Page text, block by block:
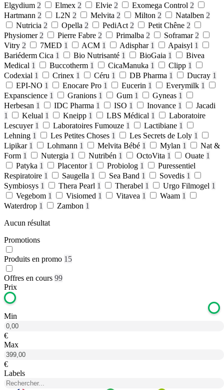
Elgydium 2 Elmex 2 Elvie 2 Exomega Control 2
Hartmann 2 L2N 2 Melvita 2 Milton 2 Natalben 2
Nutricia 2 Opella 2 PediAct 2 Petit Chêne 2
Physiomer 2 Pierre Fabre 2 Primalba 2 Soframar 2
Vitry 2 7MED 1 ACM 1 Adisphar 1 Apaisyl 1
Bariéderm Cica 1 Bio Nutrisanté 1 BioGaia 1
Bivea
Medical 1 Buccotherm 1 CicaManuka 1 Clipp 1
Codexial 1 Crinex 1 Céru 1 DB Pharma 1 Ducray 1
EPI-NO 1 Enocare Pro 1 Eucerin 1 Everymilk 1
Expanscience 1 Granions 1 Gum 1 Gyneas 1
Herbesan 1 IDC Pharma 1 ISO 1 Inovance 1
Jacadi
1
Kelual 1 Kneipp 1 LBS Médical 1
Laboratoire
Lescuyer 1 Laboratoires Fumouze 1 Lactibiane 1
Lehning 1 Les Petites Choses 1 Les Secrets de Loly 1
Lipikar 1 Lohmann 1 Melvita Bébé 1 Mylan 1
Nat &
Form 1 Nutergia 1 Nutribén 1 OctoVita 1 Ouate 1
Patyka 1 Placentor 1 Probiolog 1
Puressentiel
Respiratoire 1 Saugella 1 Sea Band 1 Sovedis 1
Symbiosys 1 Thera Pearl 1 Therabel 1 Urgo Filmogel 1
Vegebom 1 Visiomed 1 Vitavea 1 Waam 1
Waterdrop 1 Zambon 1
Aucun résultat
Promotions
Produits en promo 15
Offres en cours 99
Prix
Min
€
Max
€
Labels